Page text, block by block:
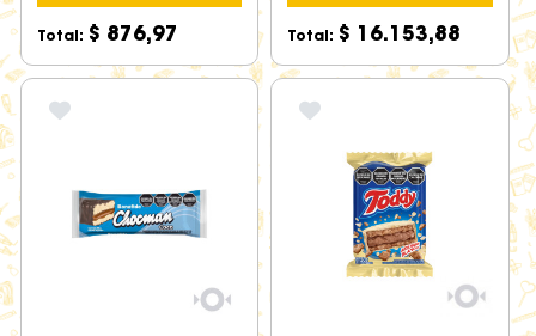
BUTTER TOFFEES
CADBURY
CAPRICHO
CEBOLLITAS
Total: $ 876,97 Total: $ 16.153,88